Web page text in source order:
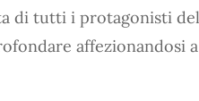
di tutti i protagonisti
affezionandosi